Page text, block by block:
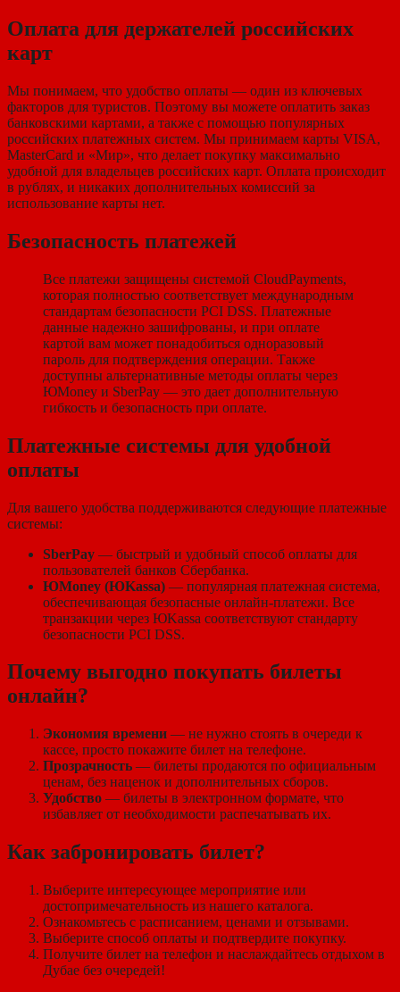
Оплата для держателей российских
карт
Мы понимаем, что удобство оплаты — один из ключевых
факторов для туристов. Поэтому вы можете оплатить заказ
банковскими картами, а также с помощью популярных
российских платежных систем. Мы принимаем карты VISA,
MasterCard и «Мир», что делает покупку максимально
удобной для владельцев российских карт. Оплата происходит
в рублях, и никаких дополнительных комиссий за
использование карты нет.
Безопасность платежей
Все платежи защищены системой CloudPayments,
которая полностью соответствует международным
стандартам безопасности PCI DSS. Платежные
данные надежно зашифрованы, и при оплате
картой вам может понадобиться одноразовый
пароль для подтверждения операции. Также
доступны альтернативные методы оплаты через
ЮMoney и SberPay — это дает дополнительную
гибкость и безопасность при оплате.
Платежные системы для удобной
оплаты
Для вашего удобства поддерживаются следующие платежные
системы:
SberPay — быстрый и удобный способ оплаты для
пользователей банков Сбербанка.
ЮMoney (ЮKassa) — популярная платежная система,
обеспечивающая безопасные онлайн-платежи. Все
транзакции через ЮKassa соответствуют стандарту
безопасности PCI DSS.
Почему выгодно покупать билеты
онлайн?
Экономия времени — не нужно стоять в очереди к
кассе, просто покажите билет на телефоне.
Прозрачность — билеты продаются по официальным
ценам, без наценок и дополнительных сборов.
Удобство — билеты в электронном формате, что
избавляет от необходимости распечатывать их.
Как забронировать билет?
Выберите интересующее мероприятие или
достопримечательность из нашего каталога.
Ознакомьтесь с расписанием, ценами и отзывами.
Выберите способ оплаты и подтвердите покупку.
Получите билет на телефон и наслаждайтесь отдыхом в
Дубае без очередей!